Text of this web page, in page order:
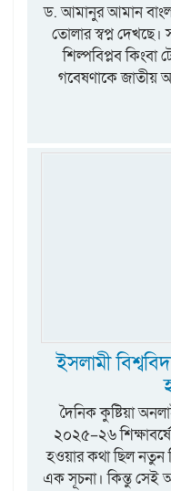
ড. আমানুর আমান
তোলার স্বপ্ন দেখছে।
শিল্পবিপ্লব কিংবা
গবেষণাকে জাতীয়
ইসলামী
দৈনিক কুষ্টিয়া
২০২৫–২৬
হওয়ার কথা ছিল নতুন
এক সূচনা। কিন্তু সেই